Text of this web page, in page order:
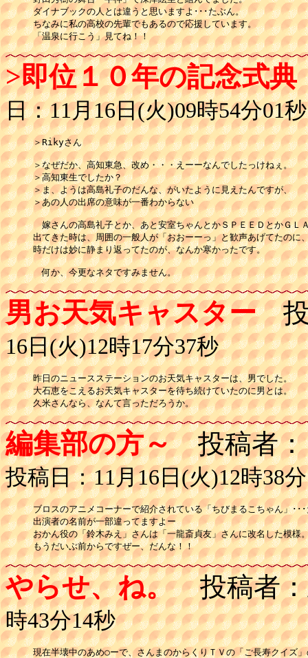
ダイナブックの人とは違うと思いますよ･･･たぶん。
ちなみに私の高校の先輩でもあるので応援しています。
「温泉に行こう」見てね！！
>即位１０年の記念式
日：11月16日(火)09時54分01秒
＞Rikyさん
＞なぜだか、高知東急、改め・・・えーーなんでしたっけねぇ。
＞高知東生でしたか？
＞ま、ようは高島礼子のだんな、がいたように見えたんですが、
＞あの人の出席の意味が一番わからない
嫁さんの高島礼子とか、あと安室ちゃんとかＳＰＥＥＤとかＧＬ
出てきた時は、周囲の一般人が「おおーーっ」と歓声あげてたのに
時だけは妙に静まり返ってたのが、なんか寒かったです。
何か、今更なネタですみません。
男お天気キャスター投
16日(火)12時17分37秒
昨日のニュースステーションのお天気キャスターは、男でした。
大石恵をこえるお天気キャスターを待ち続けていたのに男とは。
編集部の方～投稿者：
投稿日：11月16日(火)12時38
ブロスのアニメコーナーで紹介されている「ちびまるこちゃん」･･
出演者の名前が一部違ってますよー
おかん役の「鈴木みえ」さんは「一龍斎貞友」さんに改名した模様
もうだいぶ前からですぜー、だんな！！
やらせ、ね。投稿者：
時43分14秒
現在半壊中のあめ○ーで、さんまのからくりＴＶの「ご長寿クイズ